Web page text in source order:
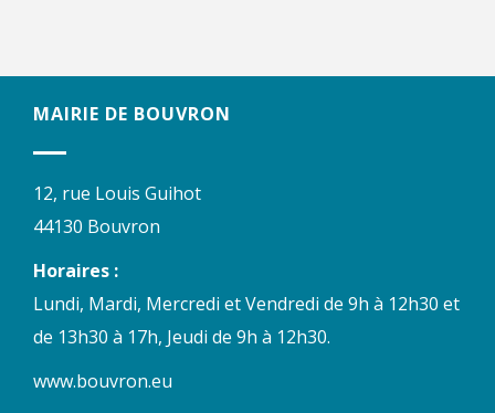
MAIRIE DE BOUVRON
12, rue Louis Guihot
44130 Bouvron
Horaires :
Lundi, Mardi, Mercredi et Vendredi de 9h à 12h30 et
de 13h30 à 17h, Jeudi de 9h à 12h30.
www.bouvron.eu